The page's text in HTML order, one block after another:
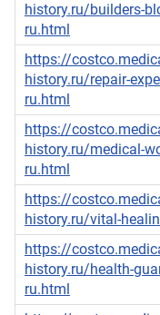
history.ru/builders-
ru.html
https://
history.ru/repair-
ru.html
https://
history.ru/medical-
ru.html
https://
history.ru/vital-
https://
history.ru/health-
ru.html